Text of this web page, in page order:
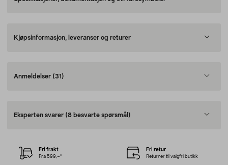
Kjøpsinformasjon, leveranser og returer
Anmeldelser (31)
Eksperten svarer (8 besvarte spørsmål)
Fri frakt
Fra 599,–*
Fri retur
Returner til valgfri butikk